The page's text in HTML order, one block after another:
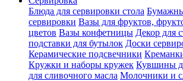
Блюда для сервировки стола
сервировки Вазы для фруктов,
цветов Вазы конфетницы Декор для
подставки для бутылок Доски
Керамические подсвечники
Кружки и наборы кружек Кувшины
для сливочного масла Молочники и